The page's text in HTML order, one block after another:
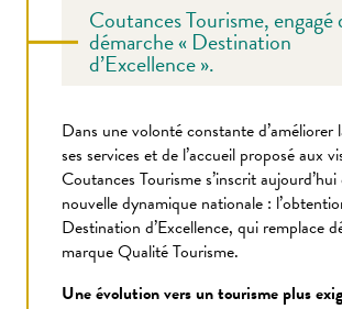
Coutances Tourisme, engagé
démarche « Destination
d’Excellence ».
Dans une volonté constante d’améliorer
ses services et de l’accueil proposé aux
Coutances Tourisme s’inscrit
nouvelle dynamique nationale :
Destination d’Excellence, qui remplace
marque Qualité Tourisme.
Une évolution vers un tourisme plus